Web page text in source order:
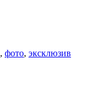
, фото, эксклюзив